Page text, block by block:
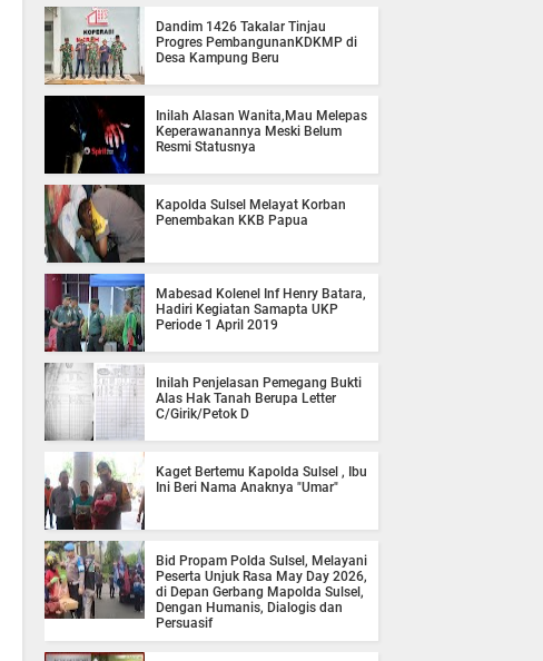
Dandim 1426 Takalar Tinjau
Progres PembangunanKDKMP di
Desa Kampung Beru
Inilah Alasan Wanita,Mau Melepas
Keperawanannya Meski Belum
Resmi Statusnya
Kapolda Sulsel Melayat Korban
Penembakan KKB Papua
Mabesad Kolenel Inf Henry Batara,
Hadiri Kegiatan Samapta UKP
Periode 1 April 2019
Inilah Penjelasan Pemegang Bukti
Alas Hak Tanah Berupa Letter
C/Girik/Petok D
Kaget Bertemu Kapolda Sulsel , Ibu
Ini Beri Nama Anaknya "Umar"
Bid Propam Polda Sulsel, Melayani
Peserta Unjuk Rasa May Day 2026,
di Depan Gerbang Mapolda Sulsel,
Dengan Humanis, Dialogis dan
Persuasif